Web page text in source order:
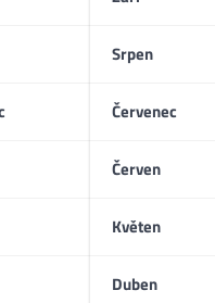
Srpen
Červenec
Červen
Květen
Duben